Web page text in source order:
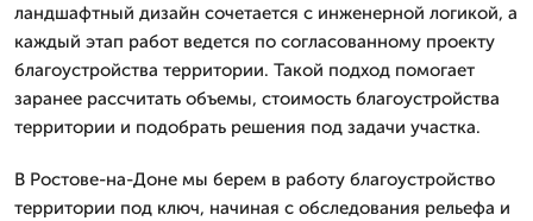
ландшафтный дизайн сочетается с инженерной логикой, а
каждый этап работ ведется по согласованному проекту
благоустройства территории. Такой подход помогает
заранее рассчитать объемы, стоимость благоустройства
территории и подобрать решения под задачи участка.
В Ростове-на-Доне мы берем в работу благоустройство
территории под ключ, начиная с обследования рельефа и